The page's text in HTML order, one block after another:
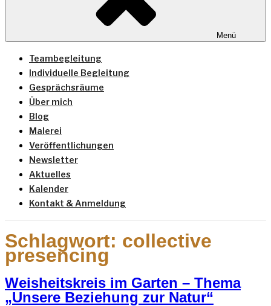
Menü
Teambegleitung
Individuelle Begleitung
Gesprächsräume
Über mich
Blog
Malerei
Veröffentlichungen
Newsletter
Aktuelles
Kalender
Kontakt & Anmeldung
Schlagwort: collective
presencing
Weisheitskreis im Garten – Thema
„Unsere Beziehung zur Natur“